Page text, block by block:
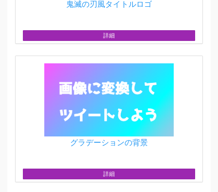
鬼滅の刃風タイトルロゴ
詳細
グラデーションの背景
詳細